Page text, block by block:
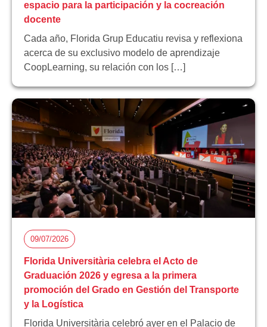
espacio para la participación y la cocreación
docente
Cada año, Florida Grup Educatiu revisa y reflexiona
acerca de su exclusivo modelo de aprendizaje
CoopLearning, su relación con los […]
09/07/2026
Florida Universitària celebra el Acto de
Graduación 2026 y egresa a la primera
promoción del Grado en Gestión del Transporte
y la Logística
Florida Universitària celebró ayer en el Palacio de